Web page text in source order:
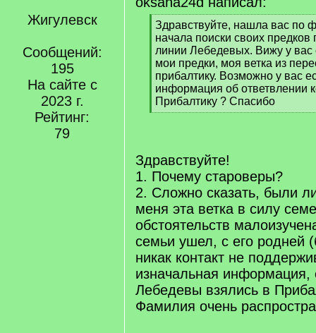
Жигулевск
Сообщений:
195
На сайте с
2023 г.
Рейтинг:
79
[
q
]
Здравствуйте, нашла вас по
начала поиски своих предков
линии Лебедевых. Вижу у вас
мои предки, моя ветка из
прибалтику. Возможно у вас
информация об ответвлении
Прибалтику ? Спасибо
[
Здравствуйте!
1. Почему староверы?
2. Сложно сказать, были
меня эта ветка в силу
обстоятельств
семьи ушел, с его родней
никак контакт не
изначальная информация,
Лебедевы взялись в
Фамилия очень